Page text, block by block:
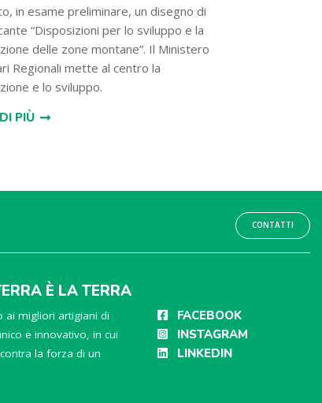
in esame preliminare, un disegno di
“Disposizioni per lo sviluppo e la
delle zone montane”. Il Ministero
Regionali mette al centro la
e lo sviluppo.
PIÙ
CONTATTI
È LA TERRA
ai migliori artigiani di
e innovativo, in cui
la forza di un
FACEBOOK
INSTAGRAM
LINKEDIN